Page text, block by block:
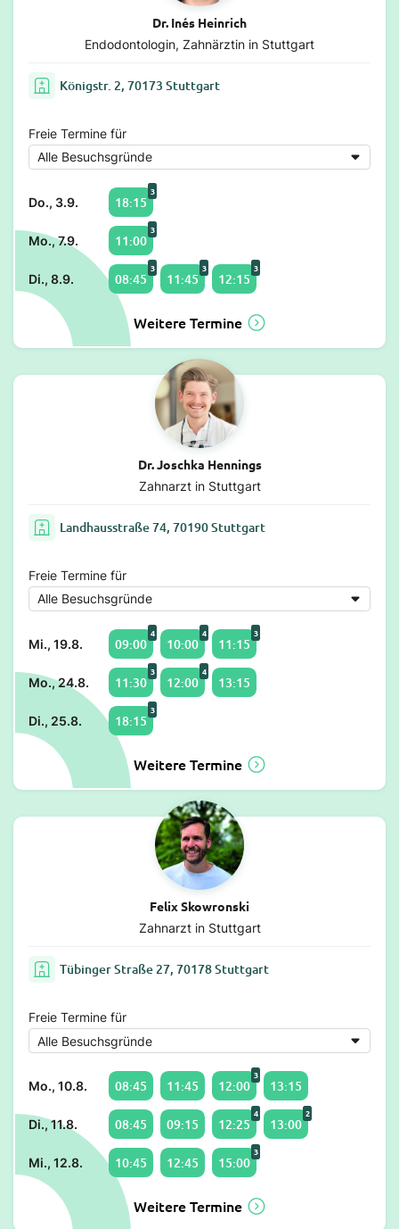
Dr. Inés Heinrich
Endodontologin, Zahnärztin in Stuttgart
Königstr. 2, 70173 Stuttgart
Freie Termine für
Do., 3.9. 18:15
3
Mo., 7.9. 11:00
3
Di., 8.9. 08:45
3
11:45
3
12:15
3
Weitere Termine
Dr. Joschka Hennings
Zahnarzt in Stuttgart
Landhausstraße 74, 70190 Stuttgart
Freie Termine für
Mi., 19.8. 09:00
4
10:00
4
11:15
3
Mo., 24.8. 11:30
3
12:00
4
13:15
Di., 25.8. 18:15
3
Weitere Termine
Felix Skowronski
Zahnarzt in Stuttgart
Tübinger Straße 27, 70178 Stuttgart
Freie Termine für
Mo., 10.8. 08:45 11:45 12:00
3
13:15
Di., 11.8. 08:45 09:15 12:25
4
13:00
2
Mi., 12.8. 10:45 12:45 15:00
3
Weitere Termine